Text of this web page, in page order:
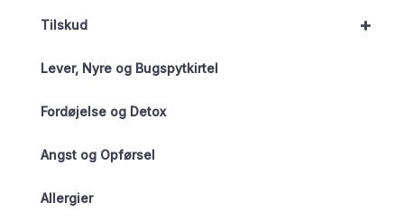
+
Tilskud
Lever, Nyre og Bugspytkirtel
Fordøjelse og Detox
Angst og Opførsel
Allergier